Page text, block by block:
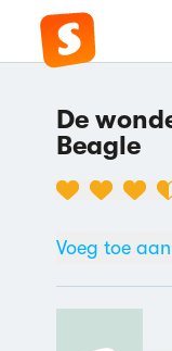
De
Beagle
Voeg toe